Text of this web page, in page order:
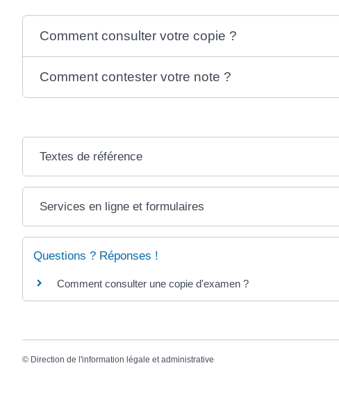
Comment consulter votre copie ?
Comment contester votre note ?
Textes de référence
Services en ligne et formulaires
Questions ? Réponses !
Comment consulter une copie d'examen ?
© Direction de l'information légale et administrative